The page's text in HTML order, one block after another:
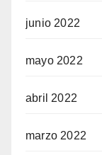
junio 2022
mayo 2022
abril 2022
marzo 2022